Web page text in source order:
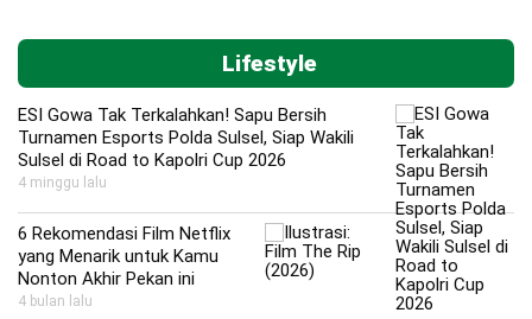
Lifestyle
ESI Gowa Tak Terkalahkan! Sapu Bersih
Turnamen Esports Polda Sulsel, Siap Wakili
Sulsel di Road to Kapolri Cup 2026
4 minggu lalu
6 Rekomendasi Film Netflix
yang Menarik untuk Kamu
Nonton Akhir Pekan ini
4 bulan lalu